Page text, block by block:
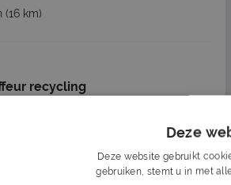
(16 km)
recycling
Detachering BV
Deze
Deze website gebruikt
gebruiken, stemt u in met